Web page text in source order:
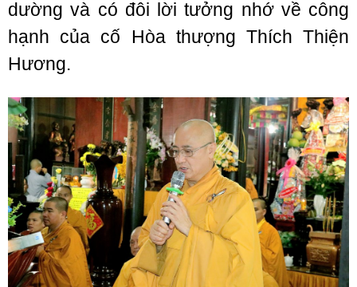
dường và có đôi lời tưởng nhớ về công
hạnh của cố Hòa thượng Thích Thiện
Hương.